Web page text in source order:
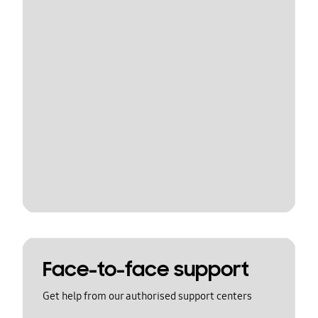
Face-to-face support
Get help from our authorised support centers